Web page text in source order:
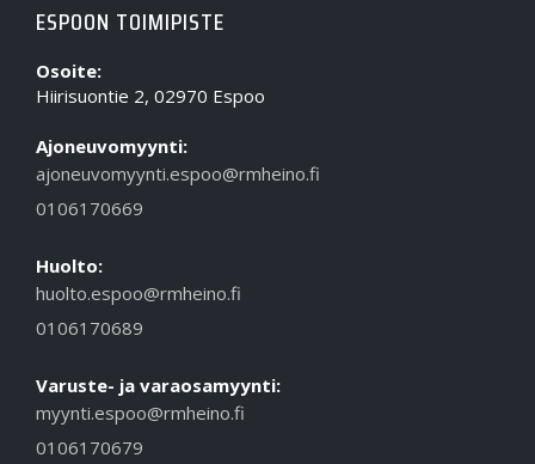
ESPOON TOIMIPISTE
Osoite:
Hiirisuontie 2, 02970 Espoo
Ajoneuvomyynti:
ajoneuvomyynti.espoo@rmheino.fi
0106170669
Huolto:
huolto.espoo@rmheino.fi
0106170689
Varuste- ja varaosamyynti:
myynti.espoo@rmheino.fi
0106170679